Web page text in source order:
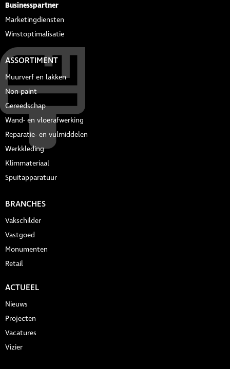
Businesspartner
Marketingdiensten
Winstoptimalisatie
ASSORTIMENT
Muurverf en lakken
Non-paint
Gereedschap
Wand- en vloerafwerking
Reparatie- en vulmiddelen
Werkkleding
Klimmateriaal
Spuitapparatuur
BRANCHES
Vakschilder
Vastgoed
Monumenten
Retail
ACTUEEL
Nieuws
Projecten
Vacatures
Vizier